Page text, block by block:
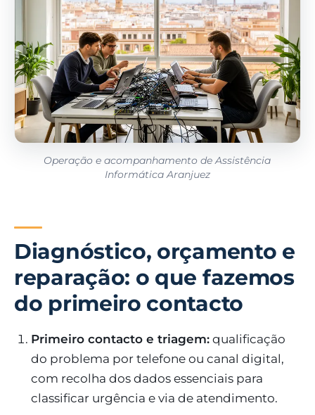
Operação e acompanhamento de Assistência
Informática Aranjuez
Diagnóstico, orçamento e
reparação: o que fazemos
do primeiro contacto
Primeiro contacto e triagem: qualificação
do problema por telefone ou canal digital,
com recolha dos dados essenciais para
classificar urgência e via de atendimento.